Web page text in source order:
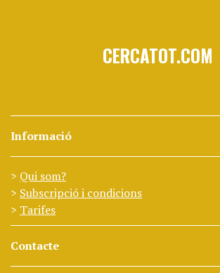
CERCATOT.COM
Informació
Qui som?
Subscripció i condicions
Tarifes
Contacte